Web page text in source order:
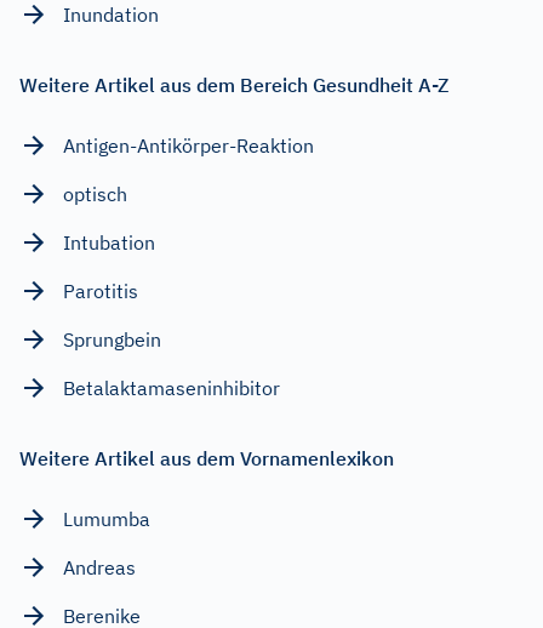
Inundation
Weitere Artikel aus dem Bereich Gesundheit A-Z
Antigen-Antikörper-Reaktion
optisch
Intubation
Parotitis
Sprungbein
Betalaktamaseninhibitor
Weitere Artikel aus dem Vornamenlexikon
Lumumba
Andreas
Berenike